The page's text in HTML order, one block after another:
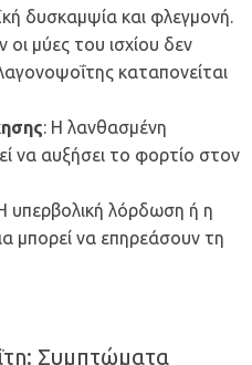
δυσκαμψία και φλεγμονή.
οι μύες του ισχίου δεν
καταπονείται
: Η λανθασμένη
να αυξήσει το φορτίο στον
υπερβολική λόρδωση ή η
μπορεί να επηρεάσουν τη
Συμπτώματα